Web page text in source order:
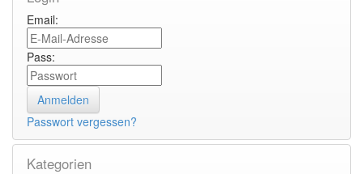
Email:
Pass:
Passwort vergessen?
Kategorien